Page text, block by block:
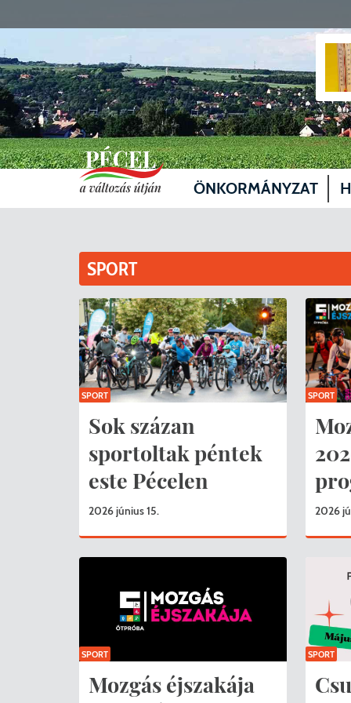
ÖNKORMÁNYZAT
Bizottságok
Döntéshozatal
Nemzetiségi
Pályázatok
Településrendezés
Belső visszaélés bejelentő
SPORT
Sok százan
sportoltak péntek
este Pécelen
2026 június 15.
SPORT
2026
SPORT
Mozgás éjszakája
SPORT SPORT